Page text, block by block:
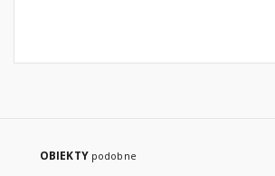
OBIEKTY podobne